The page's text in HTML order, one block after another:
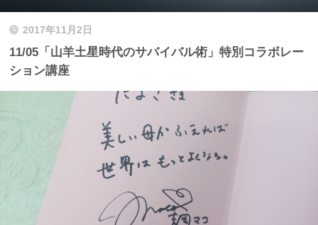
2017年11月2日
11/05「山羊土星時代のサバイバル術」特別コラボレー
ション講座